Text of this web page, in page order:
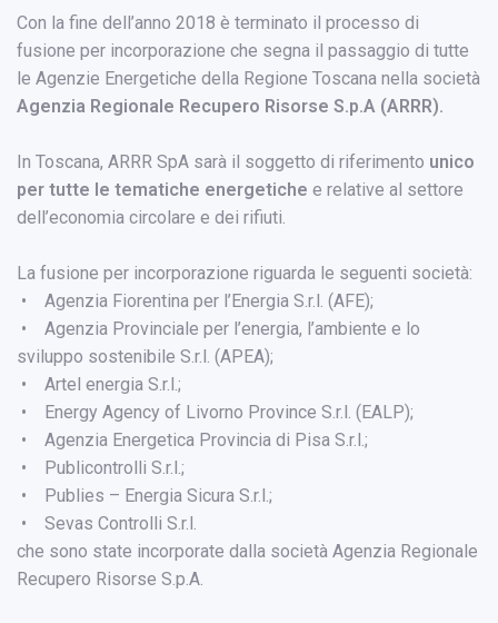
Con la fine dell’anno 2018 è terminato il processo di
fusione per incorporazione che segna il passaggio di tutte
le Agenzie Energetiche della Regione Toscana nella società
Agenzia Regionale Recupero Risorse S.p.A (ARRR).
In Toscana, ARRR SpA sarà il soggetto di riferimento unico
per tutte le tematiche energetiche e relative al settore
dell’economia circolare e dei rifiuti.
La fusione per incorporazione riguarda le seguenti società:
• Agenzia Fiorentina per l’Energia S.r.l. (AFE);
• Agenzia Provinciale per l’energia, l’ambiente e lo
sviluppo sostenibile S.r.l. (APEA);
• Artel energia S.r.l.;
• Energy Agency of Livorno Province S.r.l. (EALP);
• Agenzia Energetica Provincia di Pisa S.r.l.;
• Publicontrolli S.r.l.;
• Publies – Energia Sicura S.r.l.;
• Sevas Controlli S.r.l.
che sono state incorporate dalla società Agenzia Regionale
Recupero Risorse S.p.A.